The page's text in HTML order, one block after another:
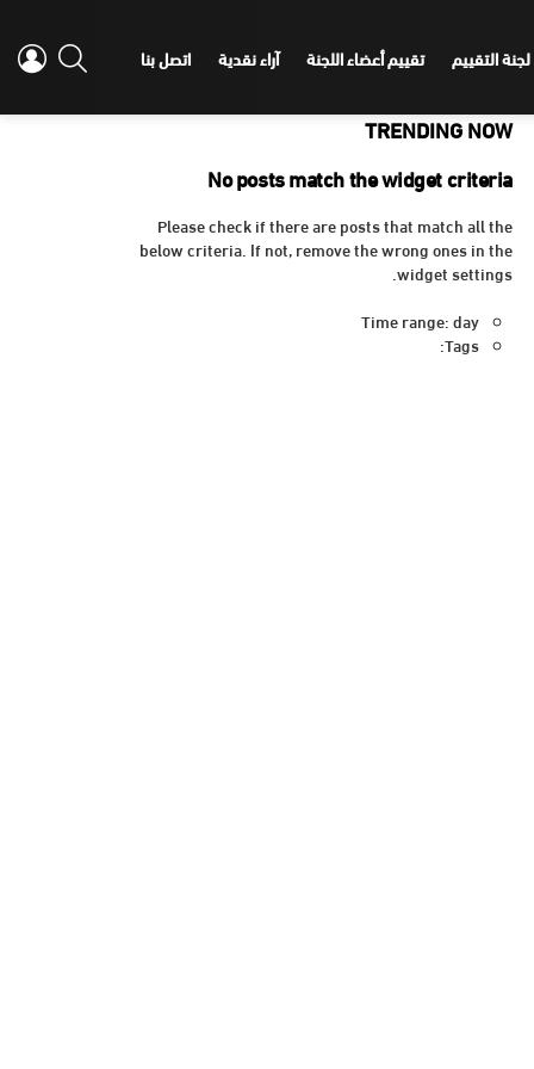
التقييم تقييم أعضاء اللجنة آراء نقدية اتصل بنا SEARCH
TRENDING NOW
No posts match the widget criteria
Please check if there are posts that match all the
below criteria. If not, remove the wrong ones in the
widget settings.
Time range: day
Tags: